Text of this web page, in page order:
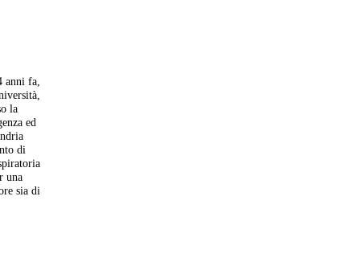
anni fa,
la
ed
di
una
sia di